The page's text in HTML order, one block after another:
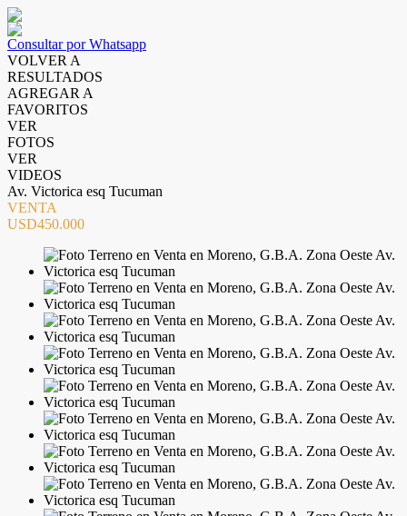
Consultar por Whatsapp
VOLVER A
RESULTADOS
AGREGAR A
FAVORITOS
VER
FOTOS
VER
VIDEOS
Av. Victorica esq Tucuman
VENTA
USD450.000